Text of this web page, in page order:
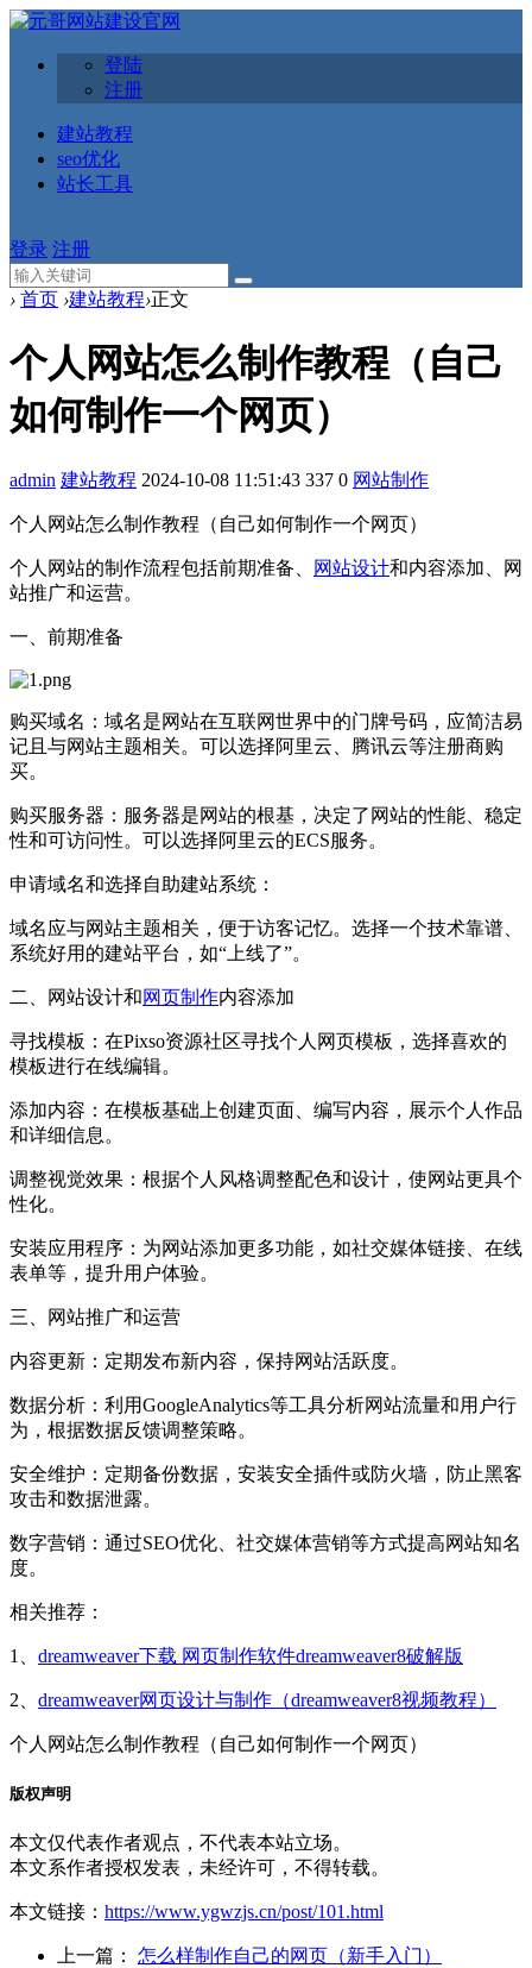
登陆
注册
建站教程
seo优化
站长工具
登录 注册
› 首页 ›建站教程›正文
个人网站怎么制作教程（自己
如何制作一个网页）
admin 建站教程 2024-10-08 11:51:43 337 0 网站制作
个人网站怎么制作教程（自己如何制作一个网页）
个人网站的制作流程包括前期准备、 网站设计和内容添加、网
站推广和运营。
一、前期准备
购买域名：域名是网站在互联网世界中的门牌号码，应简洁易
记且与网站主题相关。可以选择阿里云、腾讯云等注册商购
买。
购买服务器：服务器是网站的根基，决定了网站的性能、稳定
性和可访问性。可以选择阿里云的ECS服务。
申请域名和选择自助建站系统：
域名应与网站主题相关，便于访客记忆。选择一个技术靠谱、
系统好用的建站平台，如“上线了”。
二、网站设计和网页制作内容添加
寻找模板：在Pixso资源社区寻找个人网页模板，选择喜欢的
模板进行在线编辑。
添加内容：在模板基础上创建页面、编写内容，展示个人作品
和详细信息。
调整视觉效果：根据个人风格调整配色和设计，使网站更具个
性化。
安装应用程序：为网站添加更多功能，如社交媒体链接、在线
表单等，提升用户体验。
三、网站推广和运营
内容更新：定期发布新内容，保持网站活跃度。
数据分析：利用GoogleAnalytics等工具分析网站流量和用户行
为，根据数据反馈调整策略。
安全维护：定期备份数据，安装安全插件或防火墙，防止黑客
攻击和数据泄露。
数字营销：通过SEO优化、社交媒体营销等方式提高网站知名
度。
相关推荐：
1、 dreamweaver下载 网页制作软件dreamweaver8破解版
2、 dreamweaver网页设计与制作（dreamweaver8视频教程）
个人网站怎么制作教程（自己如何制作一个网页）
版权声明
本文仅代表作者观点，不代表本站立场。
本文系作者授权发表，未经许可，不得转载。
本文链接： https://www.ygwzjs.cn/post/101.html
上一篇： 怎么样制作自己的网页（新手入门）